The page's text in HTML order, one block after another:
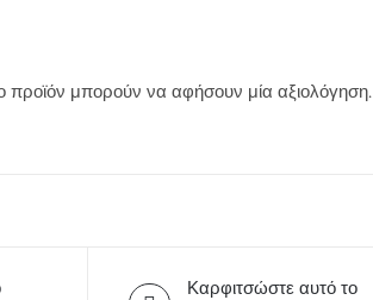
προϊόν μπορούν να αφήσουν μία αξιολόγηση.
Καρφιτσώστε αυτό το